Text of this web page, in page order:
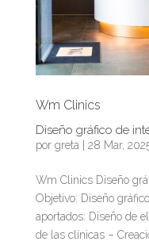
Wm Clinics
Diseño gráfico de
por greta 28 Mar,
Wm Clinics Diseño
Objetivo: Diseño
aportados: Diseño de
de las clínicas –